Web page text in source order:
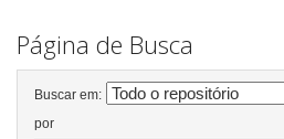
Página de Busca
Buscar em:
por